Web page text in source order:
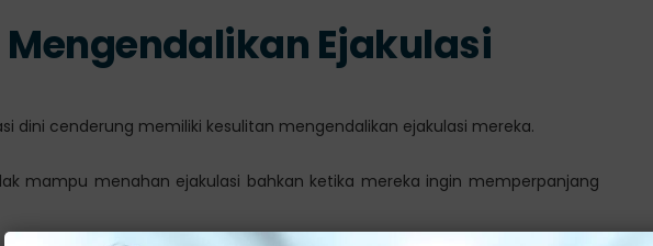
Mengendalikan Ejakulasi
dini cenderung memiliki kesulitan mengendalikan ejakulasi mereka.
mampu menahan ejakulasi bahkan ketika mereka ingin memperpanjang